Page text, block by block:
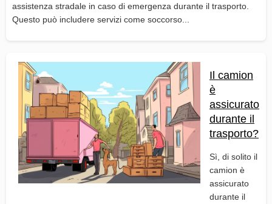
assistenza stradale in caso di emergenza durante il trasporto.
Questo può includere servizi come soccorso...
Il camion
è
assicurato
durante il
trasporto?
Sì, di solito il
camion è
assicurato
durante il